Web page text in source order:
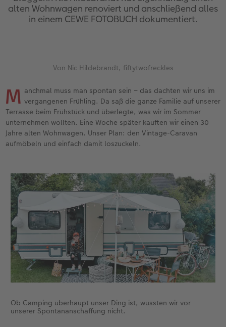
Jahrbuch gestalten
Designvorlagen
Foto-Kochbuch
Kundenbeispiele
Webinare
CEWE myPhotos
Gestaltungsideen
Anleitungen & Hilfe
Inspiration
Nature Prints
Fotosets
Sofortfotos
Fotos digitalisieren
CEWE myPhotos
Photo Streetmap Poster
Gallery Print
hexxas
Willkommensschild
Wandgestaltung
im Wunschformat
Neuheiten
Dankeskarten Kommunion
Papierqualitäten
Klappkarten
Fotokarten
Postkarten
Digitale Grußkarte
CEWE myPhotos
Neuheiten
Textilien
Handyhüllen
Faber-Castell
Haustierwelt
Geschenkideen
Kundenbeispiele
CEWE Geschenkgutschein
CEWE myPhotos
Neuheiten
Wandkalender mit Design
Handykette
mit Design
CEWE myPhotos
Neuheiten
nachhaltiger Schenken
Inspiration
Kundenbeispiele
alten Wohnwagen renoviert und anschließend alles
in einem CEWE FOTOBUCH dokumentiert.
Von Nic Hildebrandt, fiftytwofreckles
M anchmal muss man spontan sein – das dachten wir uns im
vergangenen Frühling. Da saß die ganze Familie auf unserer
Terrasse beim Frühstück und überlegte, was wir im Sommer
unternehmen wollten. Eine Woche später kauften wir einen 30
Jahre alten Wohnwagen. Unser Plan: den Vintage-Caravan
aufmöbeln und einfach damit loszuckeln.
Ob Camping überhaupt unser Ding ist, wussten wir vor
unserer Spontananschaffung nicht.